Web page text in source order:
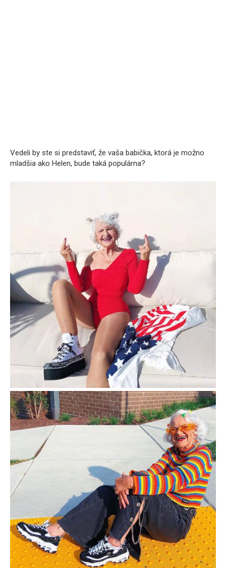
Vedeli by ste si predstaviť, že vaša babička, ktorá je možno
mladšia ako Helen, bude taká populárna?